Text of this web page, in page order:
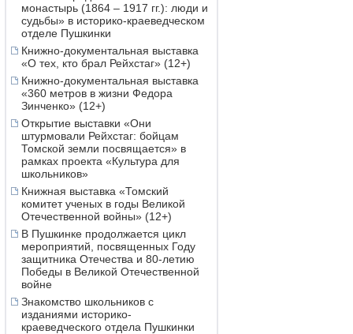
монастырь (1864 – 1917 гг.): люди и
судьбы» в историко-краеведческом
отделе Пушкинки
Книжно-документальная выставка
«О тех, кто брал Рейхстаг» (12+)
Книжно-документальная выставка
«360 метров в жизни Федора
Зинченко» (12+)
Открытие выставки «Они
штурмовали Рейхстаг: бойцам
Томской земли посвящается» в
рамках проекта «Культура для
школьников»
Книжная выставка «Томский
комитет ученых в годы Великой
Отечественной войны» (12+)
В Пушкинке продолжается цикл
мероприятий, посвященных Году
защитника Отечества и 80-летию
Победы в Великой Отечественной
войне
Знакомство школьников с
изданиями историко-
краеведческого отдела Пушкинки